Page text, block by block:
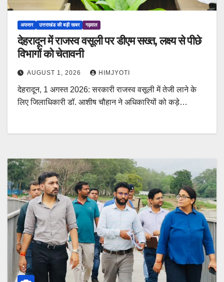
अफसर उत्तराखंड की बड़ी खबर गढ़वाल
देहरादून में राजस्व वसूली पर डीएम सख्त, लक्ष्य से पीछे
विभागों को चेतावनी
AUGUST 1, 2026 HIMJYOTI
देहरादून, 1 अगस्त 2026: सरकारी राजस्व वसूली में तेजी लाने के
लिए जिलाधिकारी डॉ. आशीष चौहान ने अधिकारियों को कड़े…